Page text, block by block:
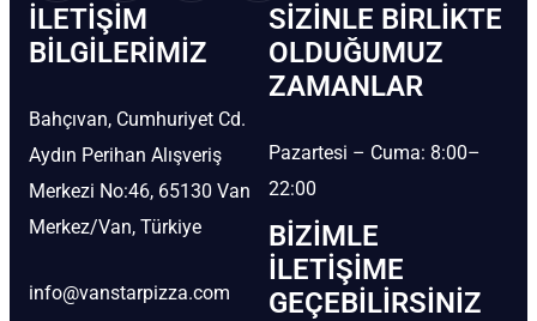
İLETIŞIM
BİLGILERIMIZ
Bahçıvan, Cumhuriyet Cd.
Aydın Perihan Alışveriş
Merkezi No:46, 65130 Van
Merkez/Van, Türkiye
info@vanstarpizza.com
SIZINLE BIRLIKTE
OLDUĞUMUZ
ZAMANLAR
Pazartesi – Cuma: 8:00–
22:00
BIZIMLE
İLETIŞIME
GEÇEBILIRSINIZ